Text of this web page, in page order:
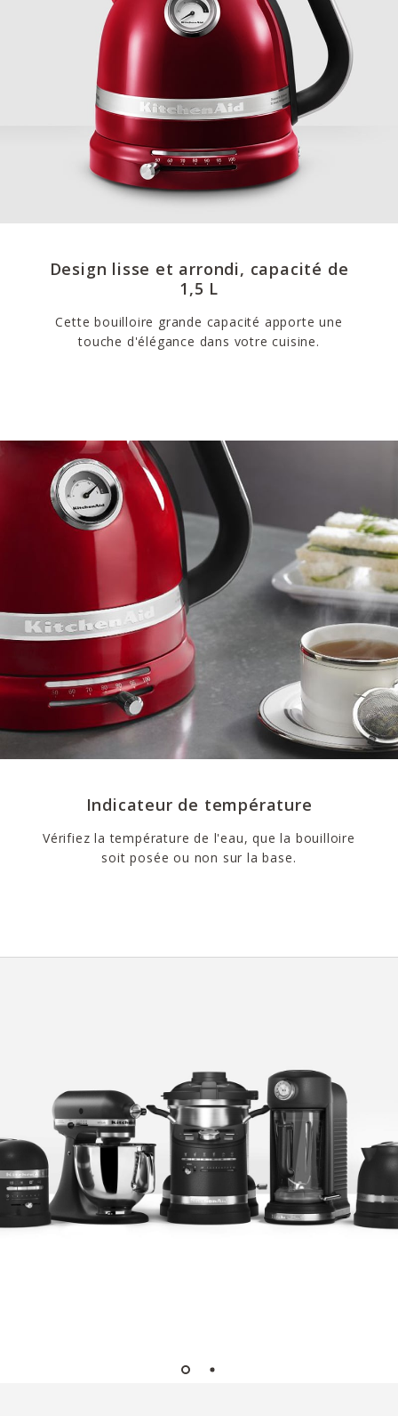
Design lisse et arrondi, capacité de
1,5 L
Cette bouilloire grande capacité apporte une
touche d'élégance dans votre cuisine.
Indicateur de température
Vérifiez la température de l'eau, que la bouilloire
soit posée ou non sur la base.